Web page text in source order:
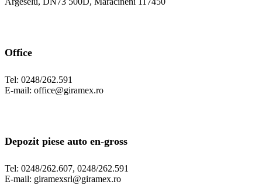
Office
Tel: 0248/262.591
E-mail: office@giramex.ro
Depozit piese auto en-gross
Tel: 0248/262.607, 0248/262.591
E-mail: giramexsrl@giramex.ro